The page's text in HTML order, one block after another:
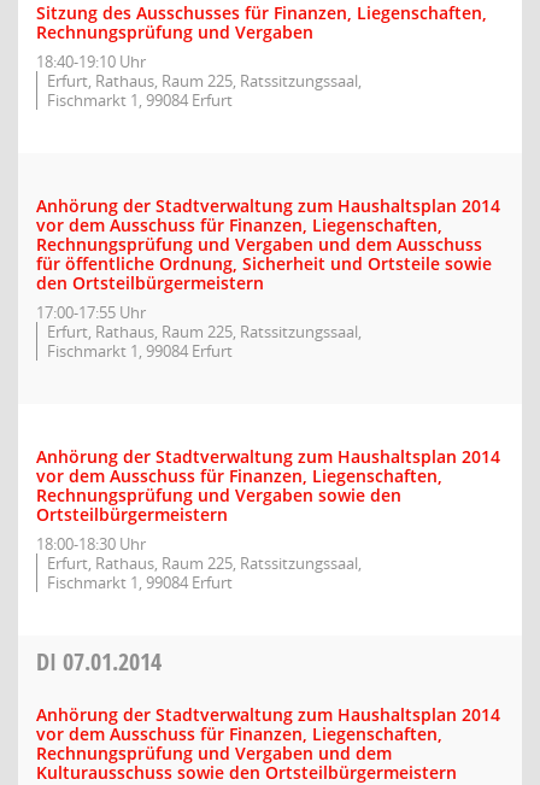
Sitzung des Ausschusses für Finanzen, Liegenschaften,
Rechnungsprüfung und Vergaben
18:40-19:10 Uhr
Erfurt, Rathaus, Raum 225, Ratssitzungssaal,
Fischmarkt 1, 99084 Erfurt
Anhörung der Stadtverwaltung zum Haushaltsplan 2014
vor dem Ausschuss für Finanzen, Liegenschaften,
Rechnungsprüfung und Vergaben und dem Ausschuss
für öffentliche Ordnung, Sicherheit und Ortsteile sowie
den Ortsteilbürgermeistern
17:00-17:55 Uhr
Erfurt, Rathaus, Raum 225, Ratssitzungssaal,
Fischmarkt 1, 99084 Erfurt
Anhörung der Stadtverwaltung zum Haushaltsplan 2014
vor dem Ausschuss für Finanzen, Liegenschaften,
Rechnungsprüfung und Vergaben sowie den
Ortsteilbürgermeistern
18:00-18:30 Uhr
Erfurt, Rathaus, Raum 225, Ratssitzungssaal,
Fischmarkt 1, 99084 Erfurt
DI 07.01.2014
Anhörung der Stadtverwaltung zum Haushaltsplan 2014
vor dem Ausschuss für Finanzen, Liegenschaften,
Rechnungsprüfung und Vergaben und dem
Kulturausschuss sowie den Ortsteilbürgermeistern